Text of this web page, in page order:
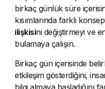
birkaç günlük süre
kısımlarında farklı
ilişkisini değiştirmeyi ve
bulamaya çalışın.
Birkaç gün içerisinde
etkileşim gösterdiğini,
bilgi almaya başladığını